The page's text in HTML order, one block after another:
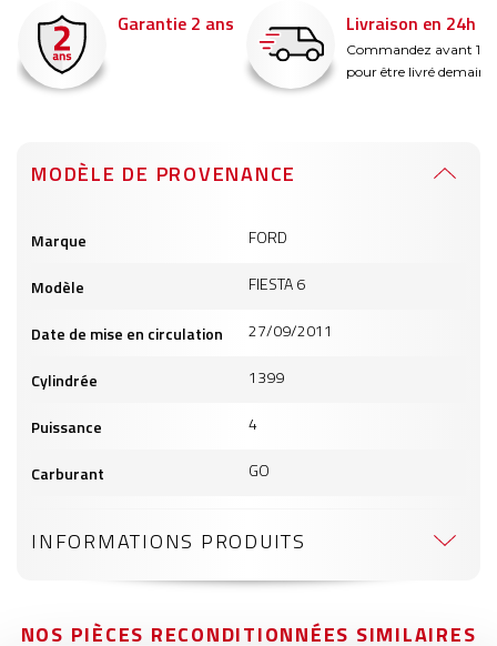
Garantie 2 ans Livraison en 24h
Commandez avant 14h
pour être livré demain !
MODÈLE DE PROVENANCE
produits
Marque FORD
Modèle FIESTA 6
Date de mise en circulation 27/09/2011
Cylindrée 1399
Puissance 4
Carburant GO
INFORMATIONS PRODUITS
NOS PIÈCES RECONDITIONNÉES SIMILAIRES